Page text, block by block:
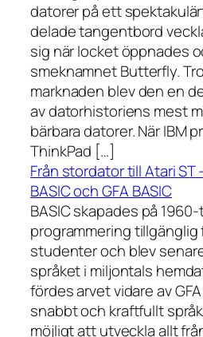
datorer på ett
delade tangentbord
sig när locket öppnades
smeknamnet Butterfly.
marknaden blev den en
av datorhistoriens mest
bärbara datorer. När IBM
ThinkPad […]
Från stordator till Atari ST
BASIC och GFA BASIC
BASIC skapades på
programmering tillgänglig
studenter och blev
språket i miljontals
fördes arvet vidare av
snabbt och kraftfullt
möjligt att utveckla allt